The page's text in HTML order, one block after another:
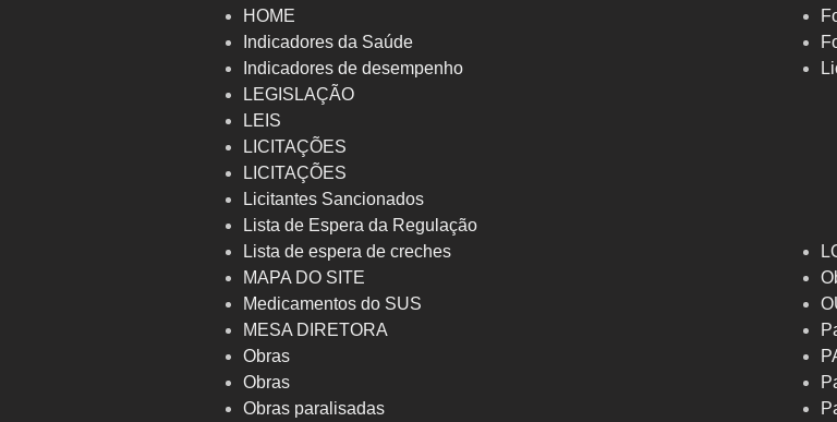
HOME
Indicadores da Saúde
Indicadores de desempenho
LEGISLAÇÃO
LEIS
LICITAÇÕES
LICITAÇÕES
Licitantes Sancionados
Lista de Espera da Regulação
Lista de espera de creches
MAPA DO SITE
Medicamentos do SUS
MESA DIRETORA
Obras
Obras
Obras paralisadas